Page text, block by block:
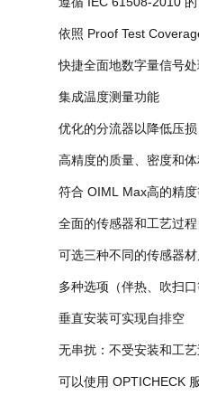
依照 Proof Test
快捷全面地数字量信号处
集成温度测量功能
优化的分流器以降低压损
高精度的质量、密度和
符合 OIML Max高的精度
全面的传感器和工艺过
可选三种不同的传感器
多种选项（伴热、吹扫口
垂直安装可实现自排空
无串扰：不受安装和工
可以使用 OPTICHECK